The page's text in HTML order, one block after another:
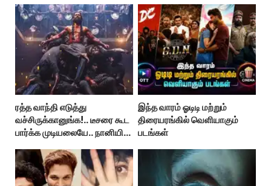
ரத்த வாந்தி எடுத்து
வச்சிருக்கானுங்க!.. டீசரை கூட
பார்க்க முடியலையே.. நானியின்
இந்த வாரம் ஓடிடி மற்றும்
திரையரங்கில் வெளியாகும்
படங்கள்